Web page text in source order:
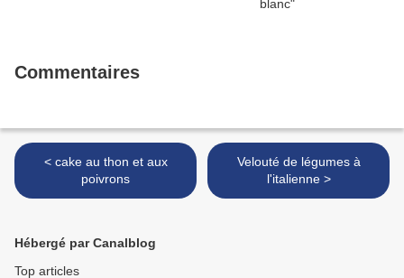
Commentaires
< cake au thon et aux
poivrons
Velouté de légumes à
l'italienne >
Hébergé par Canalblog
Top articles